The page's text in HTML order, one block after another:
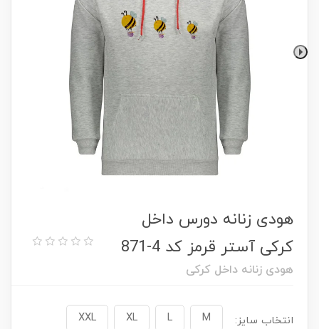
هودی زنانه دورس داخل
کرکی آستر قرمز کد 4-871
هودی زنانه داخل کرکی
انتخاب سایز: M
L
XL
XXL